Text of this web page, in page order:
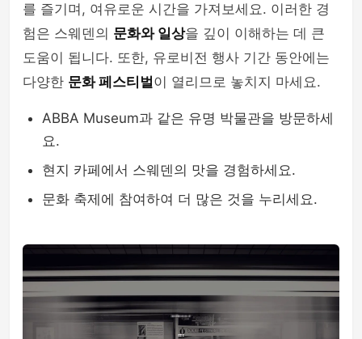
를 즐기며, 여유로운 시간을 가져보세요. 이러한 경
험은 스웨덴의 문화와 일상을 깊이 이해하는 데 큰
도움이 됩니다. 또한, 유로비전 행사 기간 동안에는
다양한 문화 페스티벌이 열리므로 놓치지 마세요.
ABBA Museum과 같은 유명 박물관을 방문하세
요.
현지 카페에서 스웨덴의 맛을 경험하세요.
문화 축제에 참여하여 더 많은 것을 누리세요.